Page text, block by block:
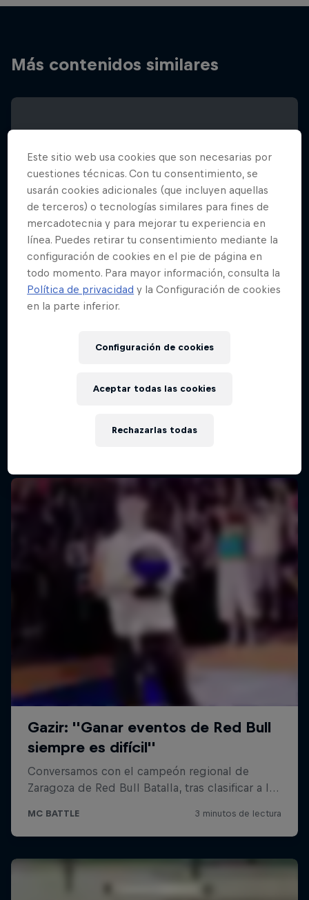
Más contenidos similares
Lima, Peru
Este sitio web usa cookies que son necesarias por
cuestiones técnicas. Con tu consentimiento, se
usarán cookies adicionales (que incluyen aquellas
de terceros) o tecnologías similares para fines de
mercadotecnia y para mejorar tu experiencia en
línea. Puedes retirar tu consentimiento mediante la
configuración de cookies en el pie de página en
todo momento. Para mayor información, consulta la
Política de privacidad y la Configuración de cookies
en la parte inferior.
Configuración de cookies
Rechazarlas todas
Aceptar todas las cookies